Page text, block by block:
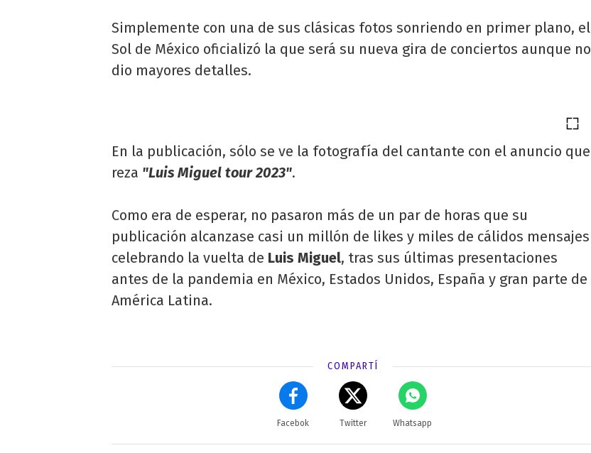
Simplemente con una de sus clásicas fotos sonriendo en primer plano, el
Sol de México oficializó la que será su nueva gira de conciertos aunque no
dio mayores detalles.
En la publicación, sólo se ve la fotografía del cantante con el anuncio que
reza "Luis Miguel tour 2023".
Como era de esperar, no pasaron más de un par de horas que su
publicación alcanzase casi un millón de likes y miles de cálidos mensajes
celebrando la vuelta de Luis Miguel, tras sus últimas presentaciones
antes de la pandemia en México, Estados Unidos, España y gran parte de
América Latina.
COMPARTÍ
Facebok Twitter Whatsapp